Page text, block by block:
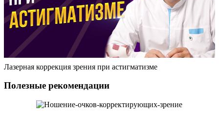
Лазерная коррекция зрения при астигматизме
Полезные рекомендации